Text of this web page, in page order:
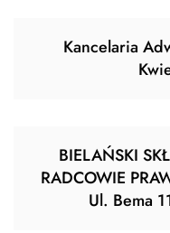
Kancelaria
BIELAŃSKI
RADCOWIE
Ul. Bema